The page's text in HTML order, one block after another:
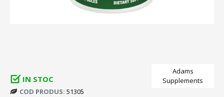
IN STOC
COD PRODUS: 51305
Adams
Supplements